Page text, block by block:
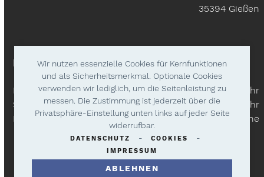
Wir nutzen essenzielle Cookies für Kernfunktionen
und als Sicherheitsmerkmal. Optionale Cookies
verwenden wir lediglich, um die Seitenleistung zu
messen. Die Zustimmung ist jederzeit über die
Privatsphäre-Einstellung unten links auf jeder Seite
widerrufbar.
DATENSCHUTZ - COOKIES -
IMPRESSUM
ABLEHNEN
35394 Gießen
BÜROZEITEN
Mo – Fr:
9.30 Uhr - 18.00 Uhr
Samstags
9.30 Uhr - 14.00 Uhr
Lieferzeiten
Nach Absprache